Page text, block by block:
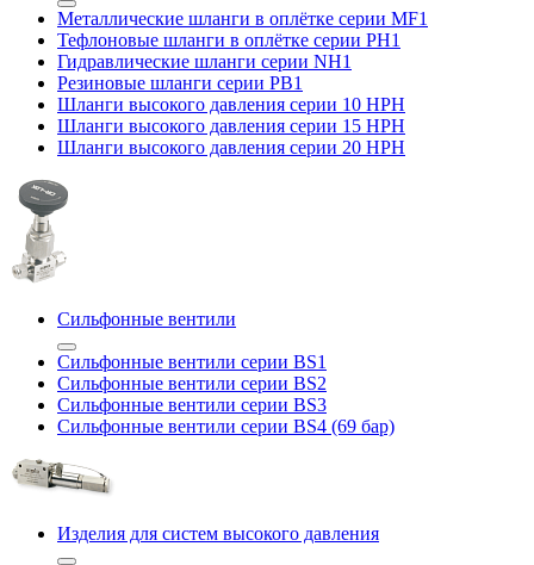
Металлические шланги в оплётке серии MF1
Тефлоновые шланги в оплётке серии PH1
Гидравлические шланги серии NH1
Резиновые шланги серии PB1
Шланги высокого давления серии 10 HPH
Шланги высокого давления серии 15 HPH
Шланги высокого давления серии 20 HPH
Сильфонные вентили
Сильфонные вентили серии BS1
Сильфонные вентили серии BS2
Сильфонные вентили серии BS3
Сильфонные вентили серии BS4 (69 бар)
Изделия для систем высокого давления